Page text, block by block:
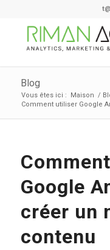
Blog
Vous êtes ici : Maison /
Comment utiliser Google
Google
créer un
contenu